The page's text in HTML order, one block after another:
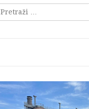
Pretraga: